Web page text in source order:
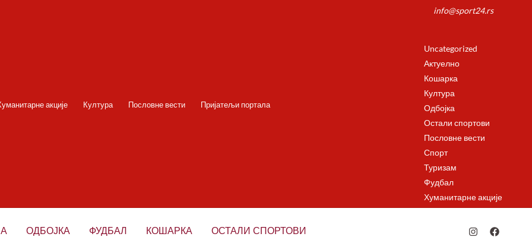
акције Култура Пословне вести Пријатељи портала
info@sport24.rs
Uncategorized
Актуелно
Кошарка
Култура
Одбојка
Остали спортови
Пословне вести
Спорт
Туризам
Фудбал
Хуманитарне акције
ОДБОЈКА ФУДБАЛ КОШАРКА ОСТАЛИ СПОРТОВИ